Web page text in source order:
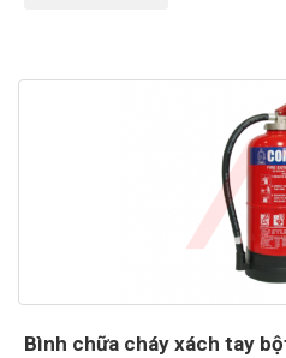
Bình chữa cháy xách tay